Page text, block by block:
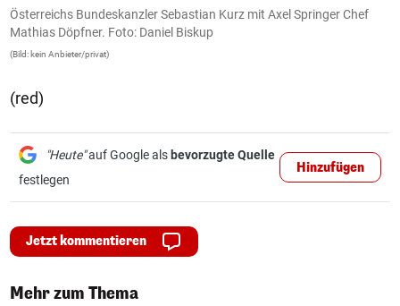
Österreichs Bundeskanzler Sebastian Kurz mit Axel Springer Chef
Mathias Döpfner. Foto: Daniel Biskup
(Bild: kein Anbieter/privat)
(red)
"Heute"auf Google als bevorzugte Quelle
festlegen
Hinzufügen
Jetzt kommentieren
Mehr zum Thema